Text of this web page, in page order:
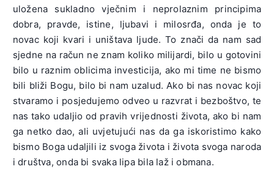
uložena sukladno vječnim i neprolaznim principima
dobra, pravde, istine, ljubavi i milosrđa, onda je to
novac koji kvari i uništava ljude. To znači da nam sad
sjedne na račun ne znam koliko milijardi, bilo u gotovini
bilo u raznim oblicima investicija, ako mi time ne bismo
bili bliži Bogu, bilo bi nam uzalud. Ako bi nas novac koji
stvaramo i posjedujemo odveo u razvrat i bezboštvo, te
nas tako udaljio od pravih vrijednosti života, ako bi nam
ga netko dao, ali uvjetujući nas da ga iskoristimo kako
bismo Boga udaljili iz svoga života i života svoga naroda
i društva, onda bi svaka lipa bila laž i obmana.